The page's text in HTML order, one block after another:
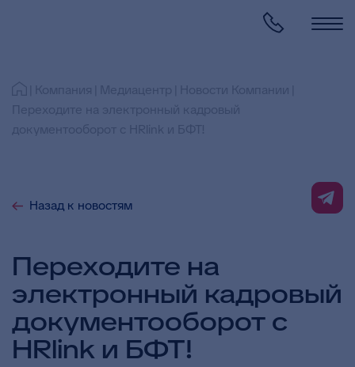
Назад к новостям
Переходите на
электронный кадровый
документооборот с
HRlink и БФТ!